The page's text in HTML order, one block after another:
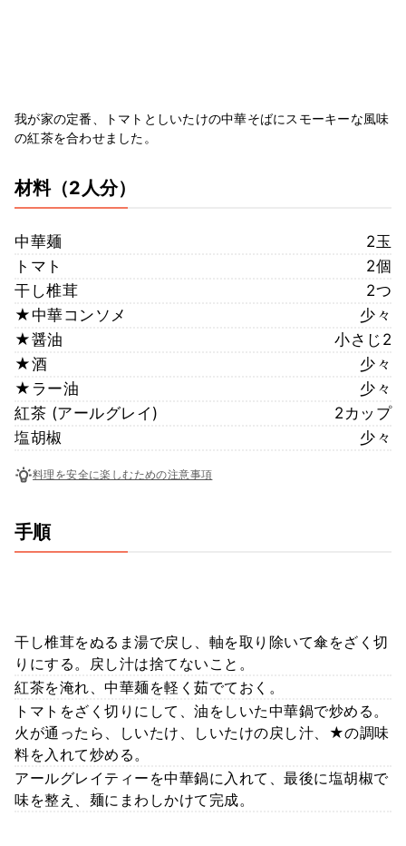
我が家の定番、トマトとしいたけの中華そばにスモーキーな風味
の紅茶を合わせました。
材料（2人分）
中華麺
2玉
トマト
2個
干し椎茸
2つ
★中華コンソメ
少々
★醤油
小さじ2
★酒
少々
★ラー油
少々
紅茶 (アールグレイ)
2カップ
塩胡椒
少々
料理を安全に楽しむための注意事項
手順
干し椎茸をぬるま湯で戻し、軸を取り除いて傘をざく切
りにする。戻し汁は捨てないこと。
紅茶を淹れ、中華麺を軽く茹でておく。
トマトをざく切りにして、油をしいた中華鍋で炒める。
火が通ったら、しいたけ、しいたけの戻し汁、★の調味
料を入れて炒める。
アールグレイティーを中華鍋に入れて、最後に塩胡椒で
味を整え、麺にまわしかけて完成。